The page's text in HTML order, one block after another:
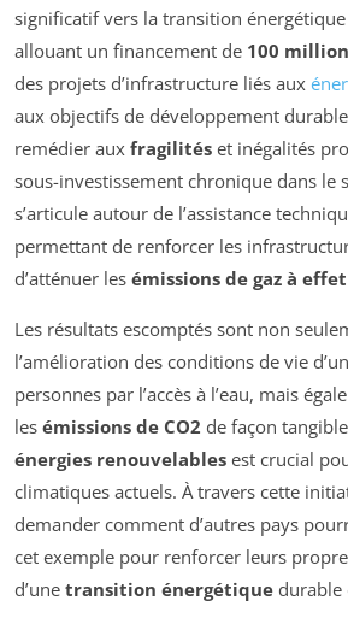
significatif vers la transition énergétique
allouant un financement de 100
des projets d’infrastructure liés aux
aux objectifs de développement
remédier aux fragilités et inégalités
sous-investissement chronique dans le
s’articule autour de l’assistance
permettant de renforcer les
d’atténuer les émissions de gaz à
Les résultats escomptés sont non
l’amélioration des conditions de vie
personnes par l’accès à l’eau, mais
les émissions de CO2 de façon
énergies renouvelables est crucial
climatiques actuels. À travers cette
demander comment d’autres pays
cet exemple pour renforcer leurs
d’une transition énergétique durable